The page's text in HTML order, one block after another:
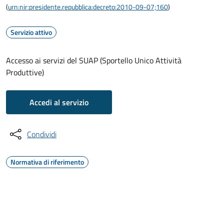
(urn:nir:presidente.repubblica:decreto:2010-09-07;160)
Servizio attivo
Accesso ai servizi del SUAP (Sportello Unico Attività
Produttive)
Accedi al servizio
Condividi
Normativa di riferimento